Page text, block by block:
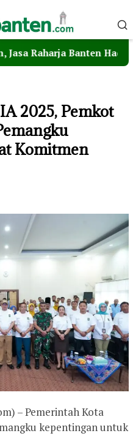
Banten Hadiri Peresmian
2025, Pemkot
Komitmen
– Pemerintah Kota
kepentingan untuk